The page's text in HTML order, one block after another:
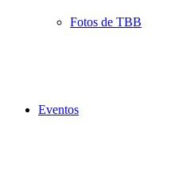
Fotos de TBB
Eventos